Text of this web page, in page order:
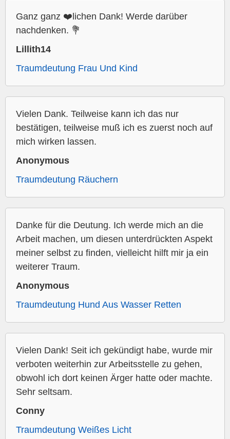
Ganz ganz ❤️lichen Dank! Werde darüber
nachdenken. 💐
Lillith14
Traumdeutung Frau Und Kind
Vielen Dank. Teilweise kann ich das nur
bestätigen, teilweise muß ich es zuerst noch auf
mich wirken lassen.
Anonymous
Traumdeutung Räuchern
Danke für die Deutung. Ich werde mich an die
Arbeit machen, um diesen unterdrückten Aspekt
meiner selbst zu finden, vielleicht hilft mir ja ein
weiterer Traum.
Anonymous
Traumdeutung Hund Aus Wasser Retten
Vielen Dank! Seit ich gekündigt habe, wurde mir
verboten weiterhin zur Arbeitsstelle zu gehen,
obwohl ich dort keinen Ärger hatte oder machte.
Sehr seltsam.
Conny
Traumdeutung Weißes Licht